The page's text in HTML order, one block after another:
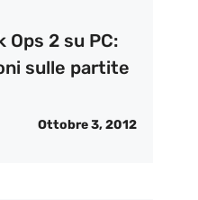
Ops 2 su PC:
sulle partite
Ottobre 3, 2012